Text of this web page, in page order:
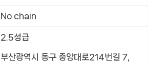
No chain
2.5성급
부산광역시 동구 중앙대로214번길 7,